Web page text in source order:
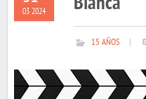
03 2024
15 AÑOS